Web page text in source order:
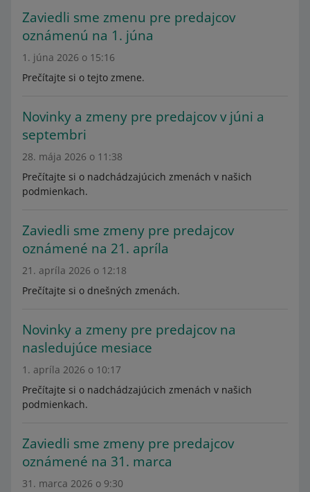
Zaviedli sme zmenu pre predajcov
oznámenú na 1. júna
1. júna 2026 o 15:16
Prečítajte si o tejto zmene.
Novinky a zmeny pre predajcov v júni a
septembri
28. mája 2026 o 11:38
Prečítajte si o nadchádzajúcich zmenách v našich
podmienkach.
Zaviedli sme zmeny pre predajcov
oznámené na 21. apríla
21. apríla 2026 o 12:18
Prečítajte si o dnešných zmenách.
Novinky a zmeny pre predajcov na
nasledujúce mesiace
1. apríla 2026 o 10:17
Prečítajte si o nadchádzajúcich zmenách v našich
podmienkach.
Zaviedli sme zmeny pre predajcov
oznámené na 31. marca
31. marca 2026 o 9:30